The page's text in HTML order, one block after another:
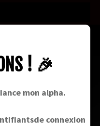
! 🎉
mon alpha.
connexion